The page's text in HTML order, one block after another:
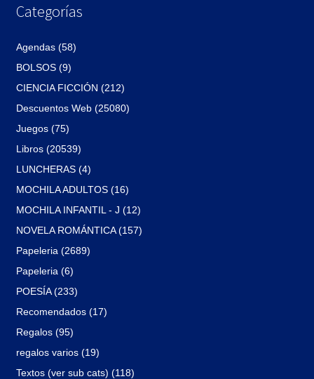
Categorías
Agendas (58)
BOLSOS (9)
CIENCIA FICCIÓN (212)
Descuentos Web (25080)
Juegos (75)
Libros (20539)
LUNCHERAS (4)
MOCHILA ADULTOS (16)
MOCHILA INFANTIL - J (12)
NOVELA ROMÁNTICA (157)
Papeleria (2689)
Papeleria (6)
POESÍA (233)
Recomendados (17)
Regalos (95)
regalos varios (19)
Textos (ver sub cats) (118)